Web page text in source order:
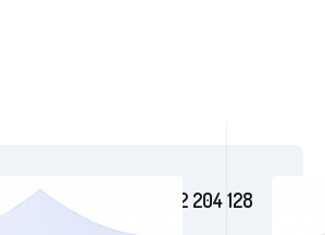
+420 602 204 128